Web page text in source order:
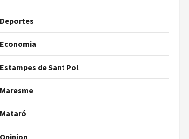
Deportes
Economia
Estampes de Sant Pol
Maresme
Mataró
Opinion